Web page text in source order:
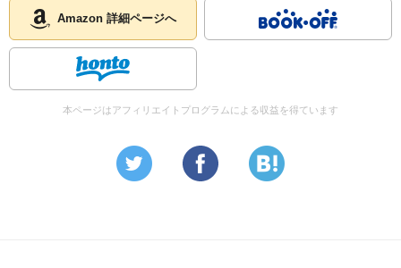
Amazon 詳細ページへ
本ページはアフィリエイトプログラムによる収益を得ています